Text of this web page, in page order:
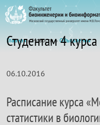
Главная» Новости »Объявления
Студентам 4 курса
06.10.2016
Расписание курса
статистики в